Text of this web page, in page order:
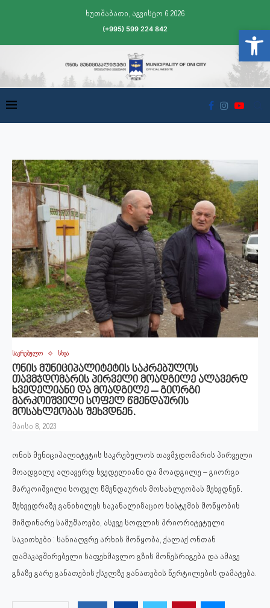
ხუთშაბათი, აგვისტო 6 2026
(+995) 599 224 842
საკრებულო სხვა
ონის მუნიციპალიტეტის საკრებულოს
თავმჯდომარის პირველი მოადგილე ალავერდ
ხვედელიანი და მოადგილე – გიორგი
მარკოიშვილი სოფელ წმენდაურის
მოსახლეობას შეხვდნენ.
მაისი 8, 2023
ონის მუნიციპალიტეტის საკრებულოს თავმჯდომარის პირველი
მოადგილე ალავერდ ხვედელიანი და მოადგილე – გიორგი
მარკოიშვილი სოფელ წმენდაურის მოსახლეობას შეხვდნენ.
შეხვედრაზე განიხილეს საკანალიზაციო სისტემის მოწყობის
მიმდინარე სამუშაოები, ასევე სოფლის პრიორიტეტული
საკითხები : სანიაღვრე არხის მოწყობა, ქალაქ ონთან
დამაკავშირებელი საფეხმავლო გზის მოწესრიგება და ამავე
გზაზე გარე განათების ქსელზე განათების წერტილების დამატება.